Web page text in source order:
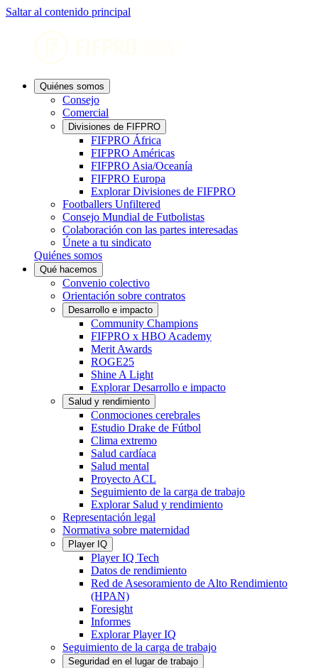
Saltar al contenido principal
Quiénes somos
Consejo
Comercial
Divisiones de FIFPRO
FIFPRO África
FIFPRO Américas
FIFPRO Asia/Oceanía
FIFPRO Europa
Explorar Divisiones de FIFPRO
Footballers Unfiltered
Consejo Mundial de Futbolistas
Colaboración con las partes interesadas
Únete a tu sindicato
Quiénes somos
Qué hacemos
Convenio colectivo
Orientación sobre contratos
Desarrollo e impacto
Community Champions
FIFPRO x HBO Academy
Merit Awards
ROGE25
Shine A Light
Explorar Desarrollo e impacto
Salud y rendimiento
Conmociones cerebrales
Estudio Drake de Fútbol
Clima extremo
Salud cardíaca
Salud mental
Proyecto ACL
Seguimiento de la carga de trabajo
Explorar Salud y rendimiento
Representación legal
Normativa sobre maternidad
Player IQ
Player IQ Tech
Datos de rendimiento
Red de Asesoramiento de Alto Rendimiento
(HPAN)
Foresight
Informes
Explorar Player IQ
Seguimiento de la carga de trabajo
Seguridad en el lugar de trabajo